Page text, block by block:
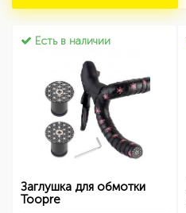
Есть в наличии
Заглушка для обмотки
Toopre